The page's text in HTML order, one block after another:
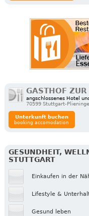
GASTHOF ZUR
angschlossenes Hotel
70599 Stuttgart-
Unterkunft buchen
booking accomodation
GESUNDHEIT,
STUTTGART
Einkaufen in der
Lifestyle &
Gesund leben